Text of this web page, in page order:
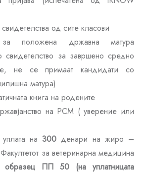
од сите класови
за положена државна матура
свидетелство за завршено средно
не се примаат кандидати со
матура)
книга на родените
на РСМ ( уверение или
на 300 денари на жиро –
за ветеринарна медицина
образец ПП 50 (на уплатницата